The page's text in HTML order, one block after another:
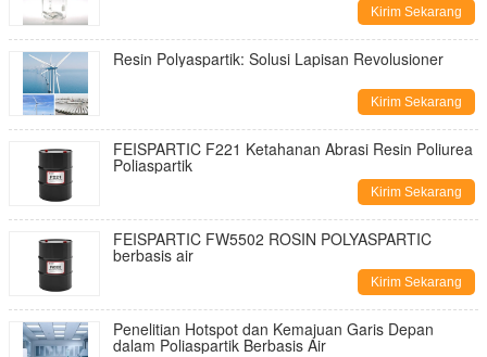
Kirim Sekarang
Resin Polyaspartik: Solusi Lapisan Revolusioner
Kirim Sekarang
FEISPARTIC F221 Ketahanan Abrasi Resin Poliurea
Poliaspartik
Kirim Sekarang
FEISPARTIC FW5502 ROSIN POLYASPARTIC
berbasis air
Kirim Sekarang
Penelitian Hotspot dan Kemajuan Garis Depan
dalam Poliaspartik Berbasis Air